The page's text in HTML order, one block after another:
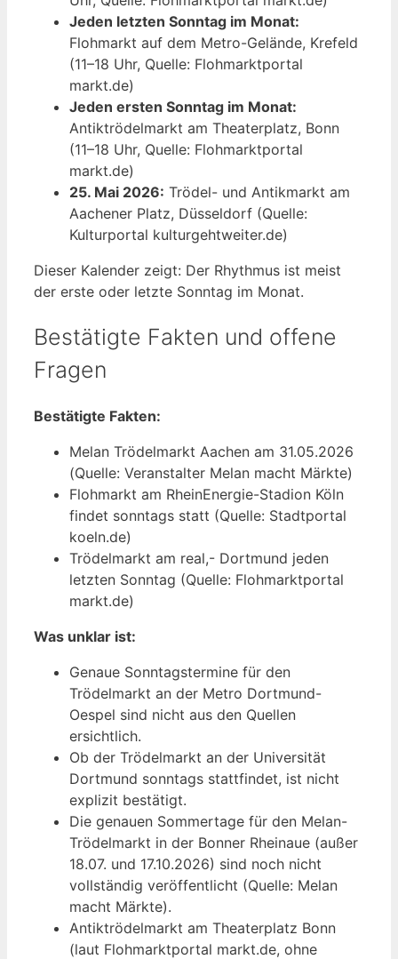
Jeden letzten Sonntag im Monat:
Flohmarkt auf dem Metro-Gelände, Krefeld
(11–18 Uhr, Quelle: Flohmarktportal
markt.de)
Jeden ersten Sonntag im Monat:
Antiktrödelmarkt am Theaterplatz, Bonn
(11–18 Uhr, Quelle: Flohmarktportal
markt.de)
25. Mai 2026: Trödel- und Antikmarkt am
Aachener Platz, Düsseldorf (Quelle:
Kulturportal kulturgehtweiter.de)
Dieser Kalender zeigt: Der Rhythmus ist meist
der erste oder letzte Sonntag im Monat.
Bestätigte Fakten und offene
Fragen
Bestätigte Fakten:
Melan Trödelmarkt Aachen am 31.05.2026
(Quelle: Veranstalter Melan macht Märkte)
Flohmarkt am RheinEnergie-Stadion Köln
findet sonntags statt (Quelle: Stadtportal
koeln.de)
Trödelmarkt am real,- Dortmund jeden
letzten Sonntag (Quelle: Flohmarktportal
markt.de)
Was unklar ist:
Genaue Sonntagstermine für den
Trödelmarkt an der Metro Dortmund-
Oespel sind nicht aus den Quellen
ersichtlich.
Ob der Trödelmarkt an der Universität
Dortmund sonntags stattfindet, ist nicht
explizit bestätigt.
Die genauen Sommertage für den Melan-
Trödelmarkt in der Bonner Rheinaue (außer
18.07. und 17.10.2026) sind noch nicht
vollständig veröffentlicht (Quelle: Melan
macht Märkte).
Antiktrödelmarkt am Theaterplatz Bonn
(laut Flohmarktportal markt.de, ohne